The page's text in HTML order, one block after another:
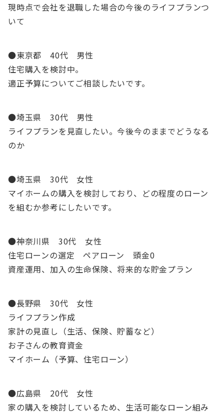
現時点で会社を退職した場合の今後のライフプランつ
いて
●東京都 40代 男性
住宅購入を検討中。
適正予算についてご相談したいです。
●埼玉県 30代 男性
ライフプランを見直したい。今後今のままでどうなる
のか
●埼玉県 30代 女性
マイホームの購入を検討しており、どの程度のローン
を組むか参考にしたいです。
●神奈川県 30代 女性
住宅ローンの選定 ペアローン 頭金0
資産運用、加入の生命保険、将来的な貯金プラン
●長野県 30代 女性
ライフプラン作成
家計の見直し（生活、保険、貯蓄など）
お子さんの教育資金
マイホーム（予算、住宅ローン）
●広島県 20代 女性
家の購入を検討しているため、生活可能なローン組み